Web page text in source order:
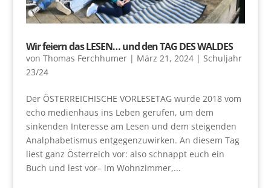
Wir feiern das LESEN… und den TAG DES WALDES
von Thomas Ferchhumer| März 21, 2024| Schuljahr
23/24
Der ÖSTERREICHISCHE VORLESETAG wurde 2018 vom
echo medienhaus ins Leben gerufen, um dem
sinkenden Interesse am Lesen und dem steigenden
Analphabetismus entgegenzuwirken. An diesem Tag
liest ganz Österreich vor: also schnappt euch ein
Buch und lest vor– im Wohnzimmer,...